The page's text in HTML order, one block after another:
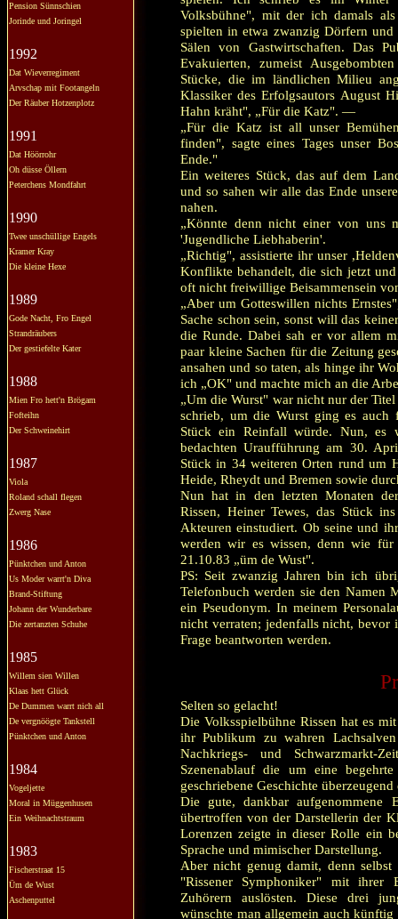
Pension Sünnschien
Jorinde und Joringel
1992
Dat Wieverregiment
Arvschap mit Footangeln
Der Räuber Hotzenplotz
1991
Dat Höörrohr
Oh düsse Öllern
Peterchens Mondfahrt
1990
Twee unschüllige Engels
Kramer Kray
Die kleine Hexe
1989
Gode Nacht, Fro Engel
Strandräubers
Der gestiefelte Kater
1988
Mien Fro hett'n Brögam
Fofteihn
Der Schweinehirt
1987
Viola
Roland schall flegen
Zwerg Nase
1986
Pünktchen und Anton
Us Moder warrt'n Diva
Brand-Stiftung
Johann der Wunderbare
Die zertanzten Schuhe
1985
Willem sien Willen
Klaas hett Glück
De Dummen warrt nich all
De vergnöögte Tankstell
Pünktchen und Anton
1984
Vogeljette
Moral in Müggenhusen
Ein Weihnachtstraum
1983
Fischerstraat 15
Üm de Wust
Aschenputtel
Volksbühne", mit der ich damals
spielten in etwa zwanzig Dörfern
Sälen von Gastwirtschaften. Das
Evakuierten, zumeist
Stücke, die im ländlichen Milieu
Klassiker des Erfolgsautors August
Hahn kräht", „Für die Katz". —
„Für die Katz ist all unser
finden", sagte eines Tages unser
Ende."
Ein weiteres Stück, das auf dem
und so sahen wir alle das Ende
nahen.
„Könnte denn nicht einer von uns
'Jugendliche Liebhaberin'.
„Richtig", assistierte ihr unser
Konflikte behandelt, die sich jetzt
oft nicht freiwillige Beisammensein
„Aber um Gotteswillen nichts
Sache schon sein, sonst will das
die Runde. Dabei sah er vor allem
paar kleine Sachen für die Zeitung
ansahen und so taten, als hinge ihr
ich „OK" und machte mich an die
„Um die Wurst" war nicht nur der
schrieb, um die Wurst ging es
Stück ein Reinfall würde. Nun,
bedachten Uraufführung am 30.
Stück in 34 weiteren Orten rund um
Heide, Rheydt und Bremen sowie
Nun hat in den letzten Monaten
Rissen, Heiner Tewes, das Stück
Akteuren einstudiert. Ob seine und
werden wir es wissen, denn wie
21.10.83 „üm de Wust".
PS: Seit zwanzig Jahren bin ich
Telefonbuch werden sie den
ein Pseudonym. In meinem
nicht verraten; jedenfalls nicht, bevor
Frage beantworten werden.
Selten so gelacht!
Die Volksspielbühne Rissen hat es
ihr Publikum zu wahren
Nachkriegs- und
Szenenablauf die um eine
geschriebene Geschichte
Die gute, dankbar aufgenommene
übertroffen von der Darstellerin der
Lorenzen zeigte in dieser Rolle ein
Sprache und mimischer Darstellung.
Aber nicht genug damit, denn
"Rissener Symphoniker" mit ihrer
Zuhörern auslösten. Diese drei
wünschte man allgemein auch